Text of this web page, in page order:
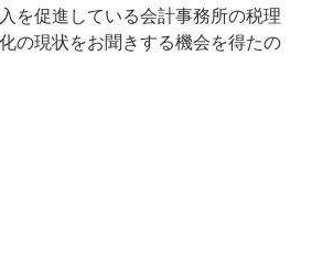
を促進している会計事務所の税理
の現状をお聞きする機会を得たの